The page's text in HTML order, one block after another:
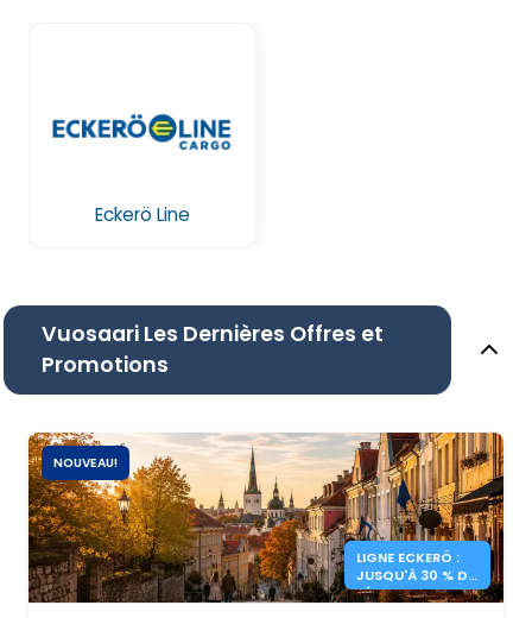
Eckerö Line
Vuosaari Les Dernières Offres et
Promotions
NOUVEAU!
LIGNE ECKERÖ :
JUSQU'À 30 % DE
RÉDUCTION